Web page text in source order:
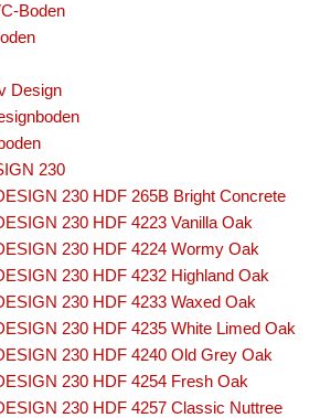
Boden
Design
230
230 HDF 265B Bright Concrete
230 HDF 4223 Vanilla Oak
230 HDF 4224 Wormy Oak
230 HDF 4232 Highland Oak
230 HDF 4233 Waxed Oak
230 HDF 4235 White Limed Oak
230 HDF 4240 Old Grey Oak
230 HDF 4254 Fresh Oak
230 HDF 4257 Classic Nuttree